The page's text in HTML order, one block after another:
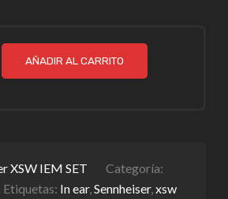
AÑADIR AL CARRITO
XSW IEM SET
Categoría:
Etiquetas: In ear,Sennheiser,xsw